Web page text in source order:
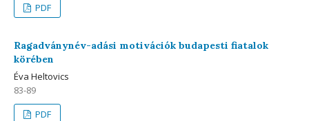
PDF
Ragadványnév-adási motivációk budapesti fiatalok
körében
Éva Heltovics
83-89
PDF